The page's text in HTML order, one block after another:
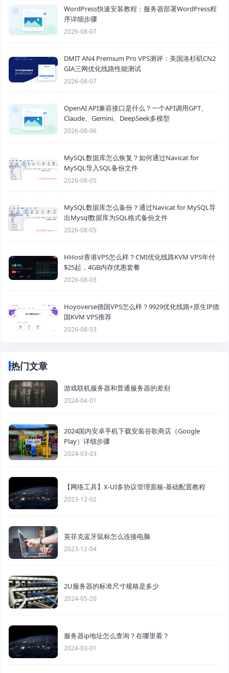
WordPress快速安装教程：服务器部署WordPress程
序详细步骤
2026-08-07
DMIT AN4 Premium Pro VPS测评：美国洛杉矶CN2
GIA三网优化线路性能测试
2026-08-07
OpenAI API兼容接口是什么？一个API调用GPT、
Claude、Gemini、DeepSeek多模型
2026-08-06
MySQL数据库怎么恢复？如何通过Navicat for
MySQL导入SQL备份文件
2026-08-05
MySQL数据库怎么备份？通过Navicat for MySQL导
出Mysql数据库为SQL格式备份文件
2026-08-05
HHost香港VPS怎么样？CMI优化线路KVM VPS年付
$25起，4GB内存优惠套餐
2026-08-03
Hoyoverse德国VPS怎么样？9929优化线路+原生IP德
国KVM VPS推荐
2026-08-03
热门文章
游戏联机服务器和普通服务器的差别
2024-04-01
2024国内安卓手机下载安装谷歌商店（Google
Play）详细步骤
2024-03-03
【网络工具】X-UI多协议管理面板-基础配置教程
2023-12-02
英菲克蓝牙鼠标怎么连接电脑
2023-12-04
2U服务器的标准尺寸规格是多少
2024-05-20
服务器ip地址怎么查询？在哪里看？
2024-03-01